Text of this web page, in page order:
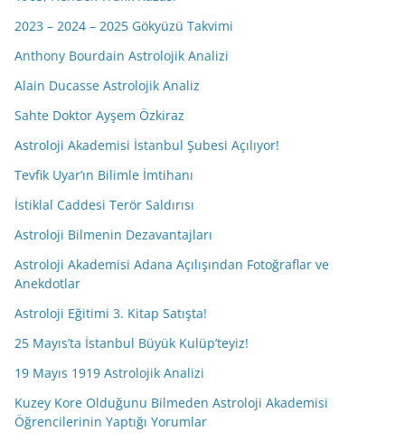
2023 – 2024 – 2025 Gökyüzü Takvimi
Anthony Bourdain Astrolojik Analizi
Alain Ducasse Astrolojik Analiz
Sahte Doktor Ayşem Özkiraz
Astroloji Akademisi İstanbul Şubesi Açılıyor!
Tevfik Uyar’ın Bilimle İmtihanı
İstiklal Caddesi Terör Saldırısı
Astroloji Bilmenin Dezavantajları
Astroloji Akademisi Adana Açılışından Fotoğraflar ve
Anekdotlar
Astroloji Eğitimi 3. Kitap Satışta!
25 Mayıs’ta İstanbul Büyük Kulüp’teyiz!
19 Mayıs 1919 Astrolojik Analizi
Kuzey Kore Olduğunu Bilmeden Astroloji Akademisi
Öğrencilerinin Yaptığı Yorumlar